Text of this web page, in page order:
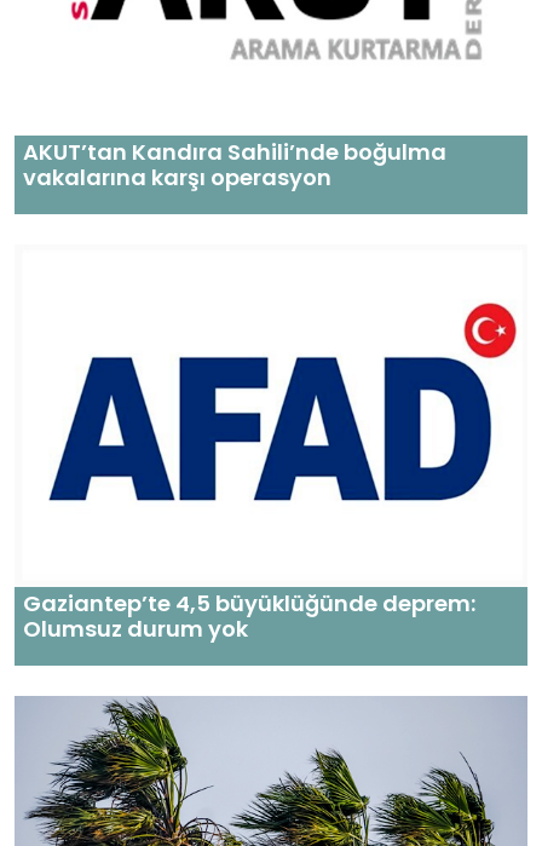
AKUT’tan Kandıra Sahili’nde boğulma
vakalarına karşı operasyon
Gaziantep’te 4,5 büyüklüğünde deprem:
Olumsuz durum yok